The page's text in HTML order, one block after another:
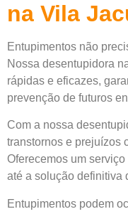
na Vila
Entupimentos não
Nossa desentupidora
rápidas e eficazes,
prevenção de futuros
Com a nossa
transtornos e prejuízos
Oferecemos um
até a solução definitiva
Entupimentos podem